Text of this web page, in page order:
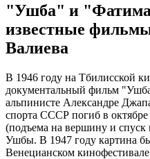
"Ушба" и
известные
Валиева
В 1946 году на Тбилисской
документальный фильм
альпинисте Александре
спорта СССР погиб в октябре
(подъема на вершину и
Ушбы. В 1947 году картина
Венецианском